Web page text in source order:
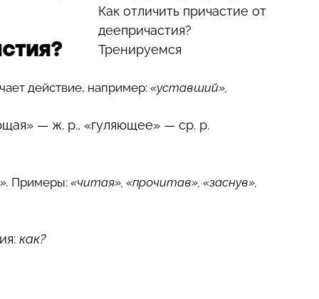
действие, например: «уставший»,
— ж. р., «гуляющее» — ср. р.
Примеры: «читая», «прочитав», «заснув»,
как?
Как отличить причастие от
деепричастия?
Тренируемся